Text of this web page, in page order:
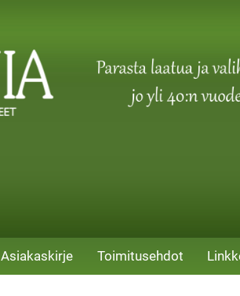
Asiakaskirje Toimitusehdot